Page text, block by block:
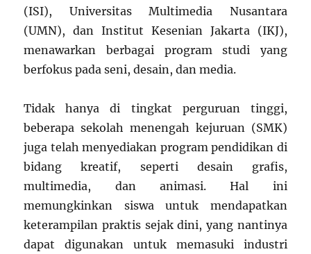
(ISI), Universitas Multimedia Nusantara
(UMN), dan Institut Kesenian Jakarta (IKJ),
menawarkan berbagai program studi yang
berfokus pada seni, desain, dan media.
Tidak hanya di tingkat perguruan tinggi,
beberapa sekolah menengah kejuruan (SMK)
juga telah menyediakan program pendidikan di
bidang kreatif, seperti desain grafis,
multimedia, dan animasi. Hal ini
memungkinkan siswa untuk mendapatkan
keterampilan praktis sejak dini, yang nantinya
dapat digunakan untuk memasuki industri